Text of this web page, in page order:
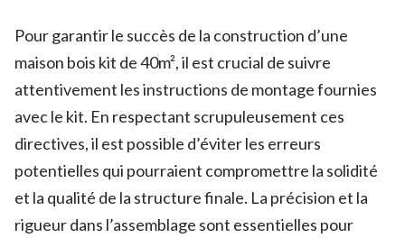
Pour garantir le succès de la construction d’une
maison bois kit de 40m², il est crucial de suivre
attentivement les instructions de montage fournies
avec le kit. En respectant scrupuleusement ces
directives, il est possible d’éviter les erreurs
potentielles qui pourraient compromettre la solidité
et la qualité de la structure finale. La précision et la
rigueur dans l’assemblage sont essentielles pour